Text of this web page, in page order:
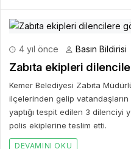
4 yıl önce Basın Bildirisi
Zabıta ekipleri
Kemer Belediyesi Zabıta
ilçelerinden gelip
yaptığı tespit edilen 3 dilenciyi
polis ekiplerine teslim etti.
DEVAMINI OKU